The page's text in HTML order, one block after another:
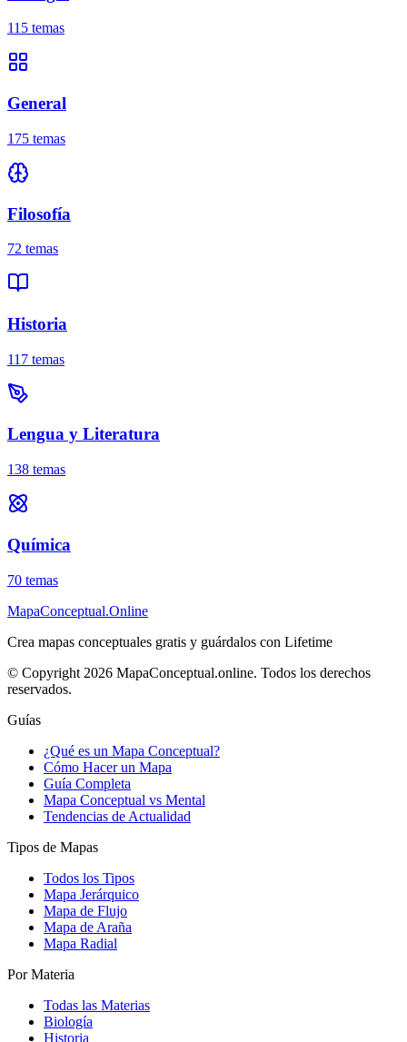
115 temas
General
175 temas
Filosofía
72 temas
Historia
117 temas
Lengua y Literatura
138 temas
Química
70 temas
MapaConceptual.Online
Crea mapas conceptuales gratis y guárdalos con Lifetime
© Copyright 2026 MapaConceptual.online. Todos los derechos
reservados.
Guías
¿Qué es un Mapa Conceptual?
Cómo Hacer un Mapa
Guía Completa
Mapa Conceptual vs Mental
Tendencias de Actualidad
Tipos de Mapas
Todos los Tipos
Mapa Jerárquico
Mapa de Flujo
Mapa de Araña
Mapa Radial
Por Materia
Todas las Materias
Biología
Historia